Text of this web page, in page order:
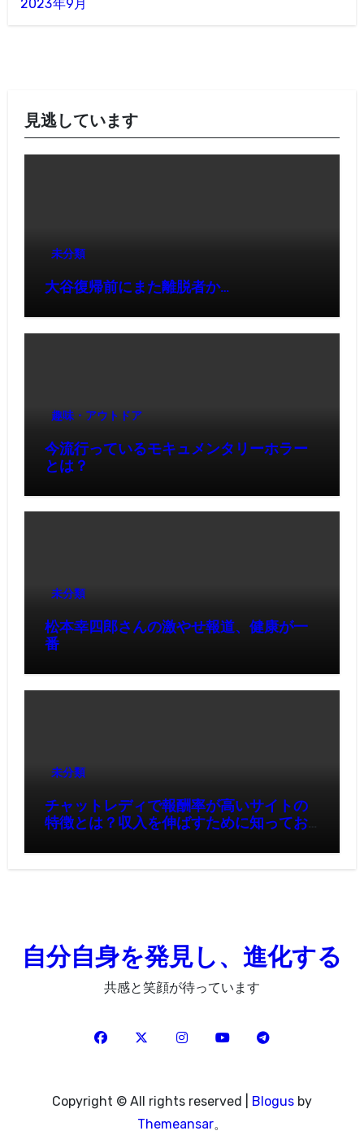
2023年9月
見逃しています
未分類
大谷復帰前にまた離脱者か…
趣味・アウトドア
今流行っているモキュメンタリーホラー
とは？
未分類
松本幸四郎さんの激やせ報道、健康が一
番
未分類
チャットレディで報酬率が高いサイトの
特徴とは？収入を伸ばすために知ってお
自分自身を発見し、進化する
共感と笑顔が待っています
Copyright © All rights reserved Blogus by
Themeansar。